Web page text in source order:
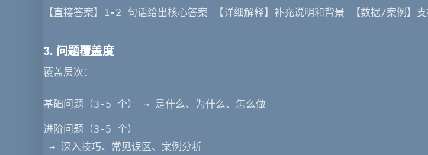
【直接答案】1-2 句话给出核心答案 【详细解释】补充说明和背景 【数据/案例】
3. 问题覆盖度
覆盖层次 ：
基础问题（3-5 个） → 是什么、为什么、怎么做
进阶问题（3-5 个）
→ 深入技巧、常见误区、案例分析